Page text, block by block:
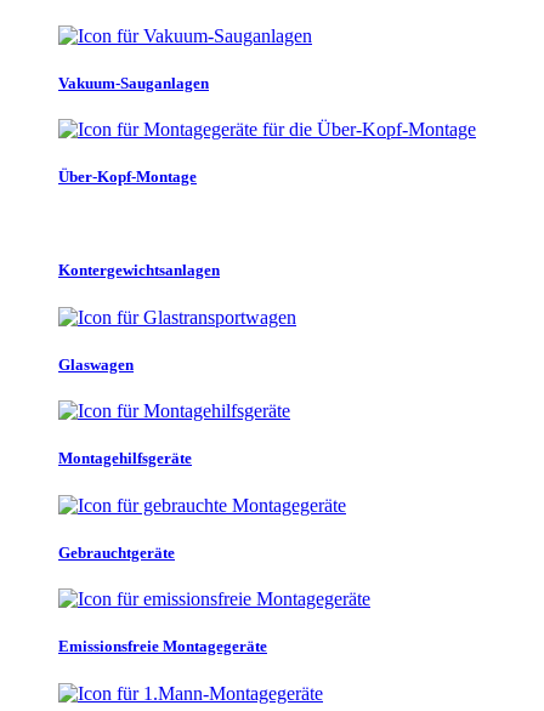
Vakuum-Sauganlagen
Über-Kopf-Montage
Kontergewichtsanlagen
Glaswagen
Montagehilfsgeräte
Gebrauchtgeräte
Emissionsfreie Montagegeräte